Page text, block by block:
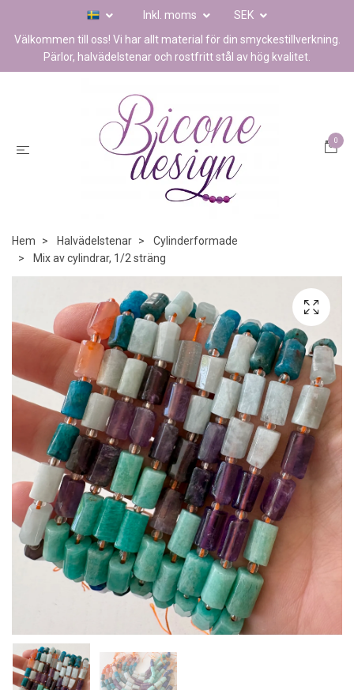
Inkl. moms
SEK
Välkommen till oss! Vi har allt material för din smyckestillverkning.
Pärlor, halvädelstenar och rostfritt stål av hög kvalitet.
0
Hem Halvädelstenar
Cylinderformade
Mix av cylindrar, 1/2 sträng